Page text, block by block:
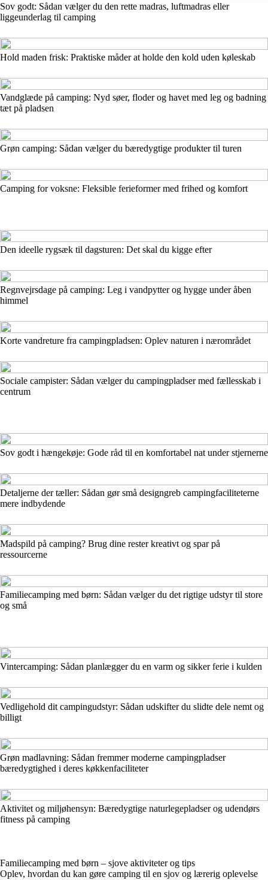
Sov godt: Sådan vælger du den rette madras, luftmadras eller
liggeunderlag til camping
Hold maden frisk: Praktiske måder at holde den kold uden køleskab
Vandglæde på camping: Nyd søer, floder og havet med leg og badning
tæt på pladsen
Grøn camping: Sådan vælger du bæredygtige produkter til turen
Camping for voksne: Fleksible ferieformer med frihed og komfort
Den ideelle rygsæk til dagsturen: Det skal du kigge efter
Regnvejrsdage på camping: Leg i vandpytter og hygge under åben
himmel
Korte vandreture fra campingpladsen: Oplev naturen i nærområdet
Sociale campister: Sådan vælger du campingpladser med fællesskab i
centrum
Sov godt i hængekøje: Gode råd til en komfortabel nat under stjernerne
Detaljerne der tæller: Sådan gør små designgreb campingfaciliteterne
mere indbydende
Madspild på camping? Brug dine rester kreativt og spar på
ressourcerne
Familiecamping med børn: Sådan vælger du det rigtige udstyr til store
og små
Vintercamping: Sådan planlægger du en varm og sikker ferie i kulden
Vedligehold dit campingudstyr: Sådan udskifter du slidte dele nemt og
billigt
Grøn madlavning: Sådan fremmer moderne campingpladser
bæredygtighed i deres køkkenfaciliteter
Aktivitet og miljøhensyn: Bæredygtige naturlegepladser og udendørs
fitness på camping
Familiecamping med børn – sjove aktiviteter og tips
Oplev, hvordan du kan gøre camping til en sjov og lærerig oplevelse